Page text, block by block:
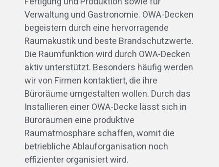
Verwaltung und Gastronomie. OWA-Decken
begeistern durch eine hervorragende
Raumakustik und beste Brandschutzwerte.
Die Raumfunktion wird durch OWA-Decken
aktiv unterstützt. Besonders häufig werden
wir von Firmen kontaktiert, die ihre
Büroräume umgestalten wollen. Durch das
Installieren einer OWA-Decke lässt sich in
Büroräumen eine produktive
Raumatmosphäre schaffen, womit die
betriebliche Ablauforganisation noch
effizienter organisiert wird.